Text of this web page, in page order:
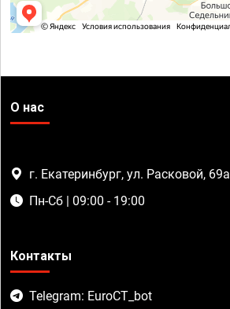
О нас
г. Екатеринбург, ул. Расковой, 69а
Пн-Сб | 09:00 - 19:00
Контакты
Telegram: EuroCT_bot